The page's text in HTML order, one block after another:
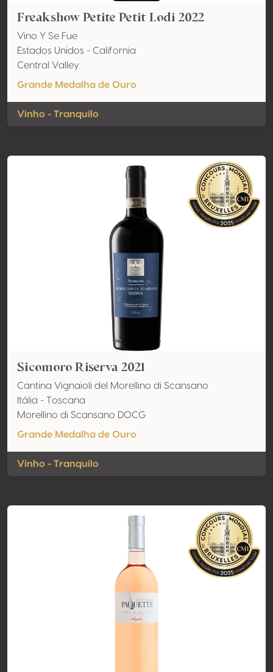
Freakshow Petite Petit Lodi 2022
Vino Y Se Fue
Estados Unidos - California
Central Valley
Grande Medalha de Ouro
Vinho - Tranquilo
Sicomoro Riserva 2021
Cantina Vignaioli del Morellino di Scansano
Itália - Toscana
Morellino di Scansano DOCG
Grande Medalha de Ouro
Vinho - Tranquilo